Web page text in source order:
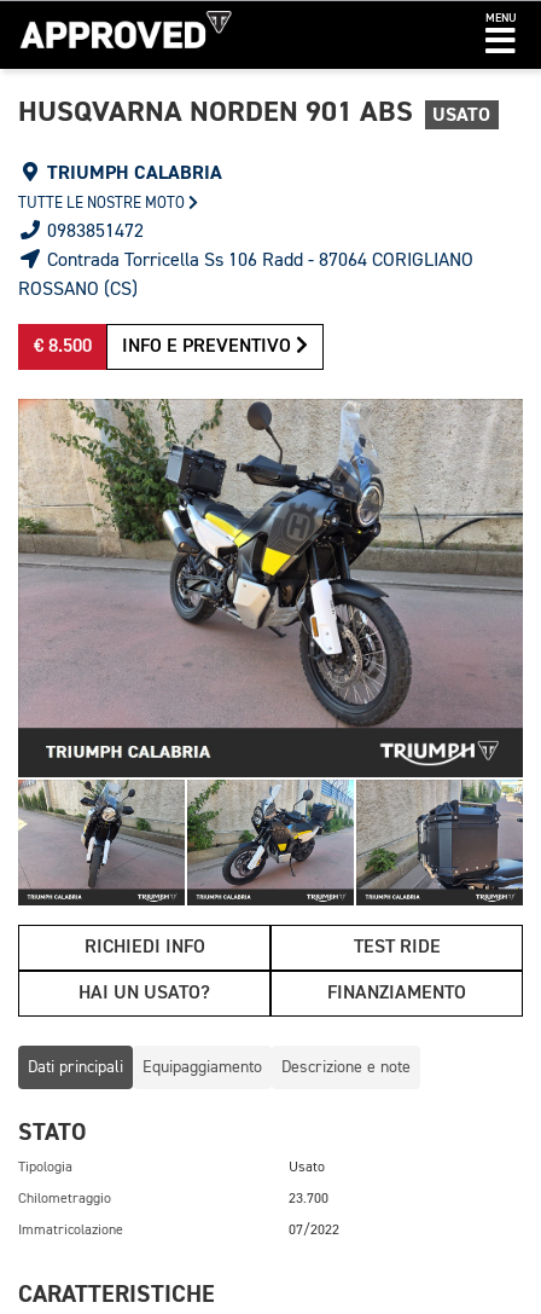
MENU
HUSQVARNA NORDEN 901 ABS USATO
TRIUMPH CALABRIA
TUTTE LE NOSTRE MOTO
0983851472
Contrada Torricella Ss 106 Radd - 87064 CORIGLIANO
ROSSANO (CS)
€ 8.500 INFO E PREVENTIVO
RICHIEDI INFO TEST RIDE
HAI UN USATO? FINANZIAMENTO
Dati principali Equipaggiamento Descrizione e note
STATO
Tipologia Usato
Chilometraggio 23.700
Immatricolazione 07/2022
CARATTERISTICHE